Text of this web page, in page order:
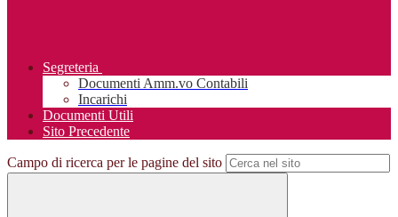
Segreteria
Documenti Amm.vo Contabili
Incarichi
Documenti Utili
Sito Precedente
Campo di ricerca per le pagine del sito